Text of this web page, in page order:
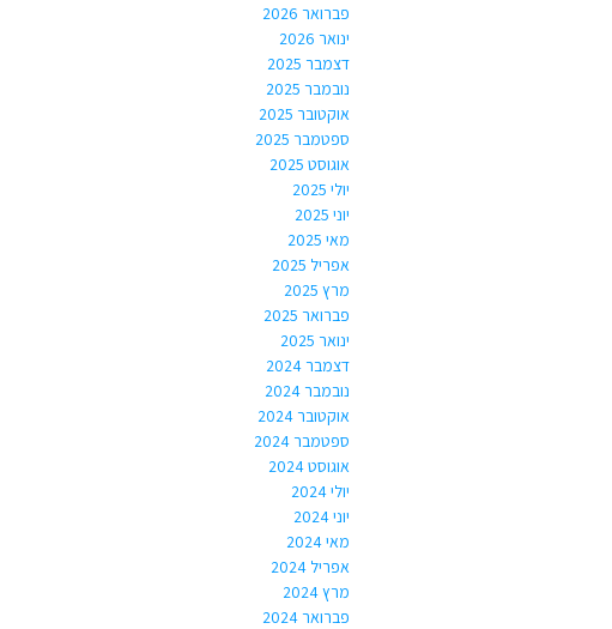
פברואר 2026
ינואר 2026
דצמבר 2025
נובמבר 2025
אוקטובר 2025
ספטמבר 2025
אוגוסט 2025
יולי 2025
יוני 2025
מאי 2025
אפריל 2025
מרץ 2025
פברואר 2025
ינואר 2025
דצמבר 2024
נובמבר 2024
אוקטובר 2024
ספטמבר 2024
אוגוסט 2024
יולי 2024
יוני 2024
מאי 2024
אפריל 2024
מרץ 2024
פברואר 2024